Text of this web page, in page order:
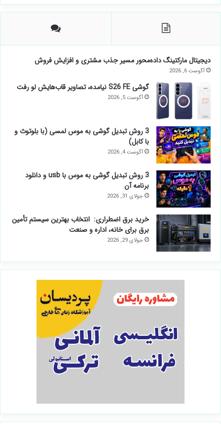
دیجیتال مارکتینگ داده‌محور مسیر جذب مشتری و افزایش فروش
آگوست 6, 2026
گوشی S26 FE نیامده، تصاویر قاب‌هایش لو رفت
آگوست 5, 2026
3 روش تبدیل گوشی به موس لمسی (با بلوتوث و
با کابل)
آگوست 4, 2026
3 روش تبدیل گوشی به موس با usb و دانلود
برنامه آن
جولای 31, 2026
خرید برق اضطراری: انتخاب بهترین سیستم تأمین
برق برای خانه، اداره و صنعت
جولای 29, 2026